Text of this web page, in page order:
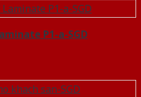
P1-a-SGD